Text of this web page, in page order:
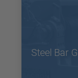
Steel Bar